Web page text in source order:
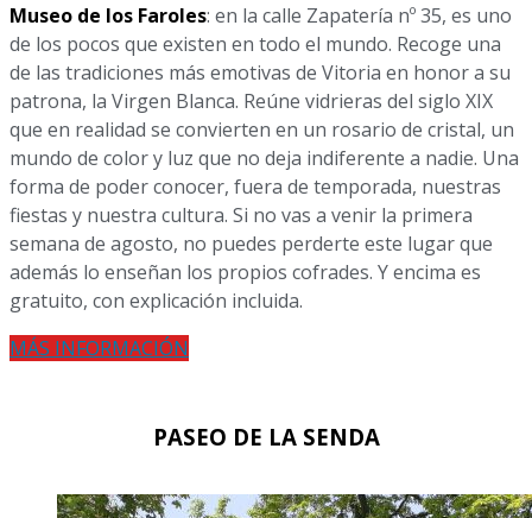
Museo de los Faroles: en la calle Zapatería nº 35, es uno
de los pocos que existen en todo el mundo. Recoge una
de las tradiciones más emotivas de Vitoria en honor a su
patrona, la Virgen Blanca. Reúne vidrieras del siglo XIX
que en realidad se convierten en un rosario de cristal, un
mundo de color y luz que no deja indiferente a nadie. Una
forma de poder conocer, fuera de temporada, nuestras
fiestas y nuestra cultura. Si no vas a venir la primera
semana de agosto, no puedes perderte este lugar que
además lo enseñan los propios cofrades. Y encima es
gratuito, con explicación incluida.
MÁS INFORMACIÓN
PASEO DE LA SENDA